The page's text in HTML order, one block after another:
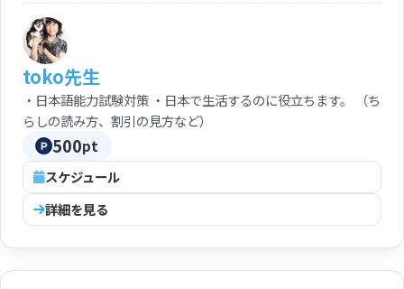
・日本語能力試験対策 ・日本で生活するのに役立ちます。 （ち
らしの読み方、割引の見方など）
toko先生
500pt
スケジュール
詳細を見る